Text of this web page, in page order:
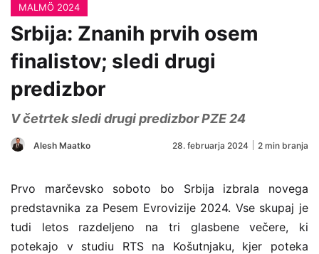
MALMÖ 2024
Srbija: Znanih prvih osem
finalistov; sledi drugi
predizbor
V četrtek sledi drugi predizbor PZE 24
Alesh Maatko 28. februarja 2024 2 min branja
Prvo marčevsko soboto bo Srbija izbrala novega
predstavnika za Pesem Evrovizije 2024. Vse skupaj je
tudi letos razdeljeno na tri glasbene večere, ki
potekajo v studiu RTS na Košutnjaku, kjer poteka